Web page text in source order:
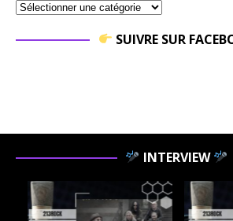
SUIVRE SUR
INTERVIEW